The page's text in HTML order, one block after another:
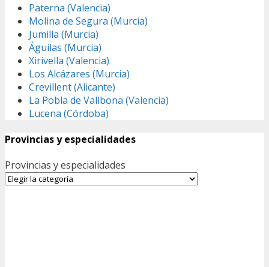
Paterna (Valencia)
Molina de Segura (Murcia)
Jumilla (Murcia)
Águilas (Murcia)
Xirivella (Valencia)
Los Alcázares (Murcia)
Crevillent (Alicante)
La Pobla de Vallbona (Valencia)
Lucena (Córdoba)
Provincias y especialidades
Provincias y especialidades